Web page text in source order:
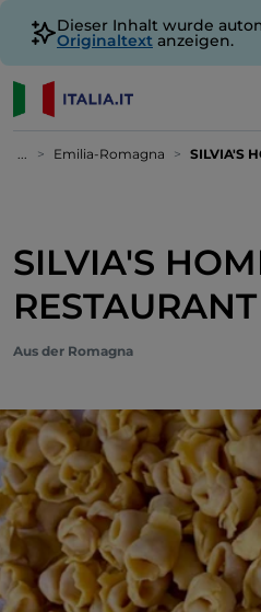
Dieser Inhalt wurde
Originaltext anzeigen.
... Emilia-Romagna SILVIA'S
SILVIA'S
RESTAURANT
Aus der Romagna